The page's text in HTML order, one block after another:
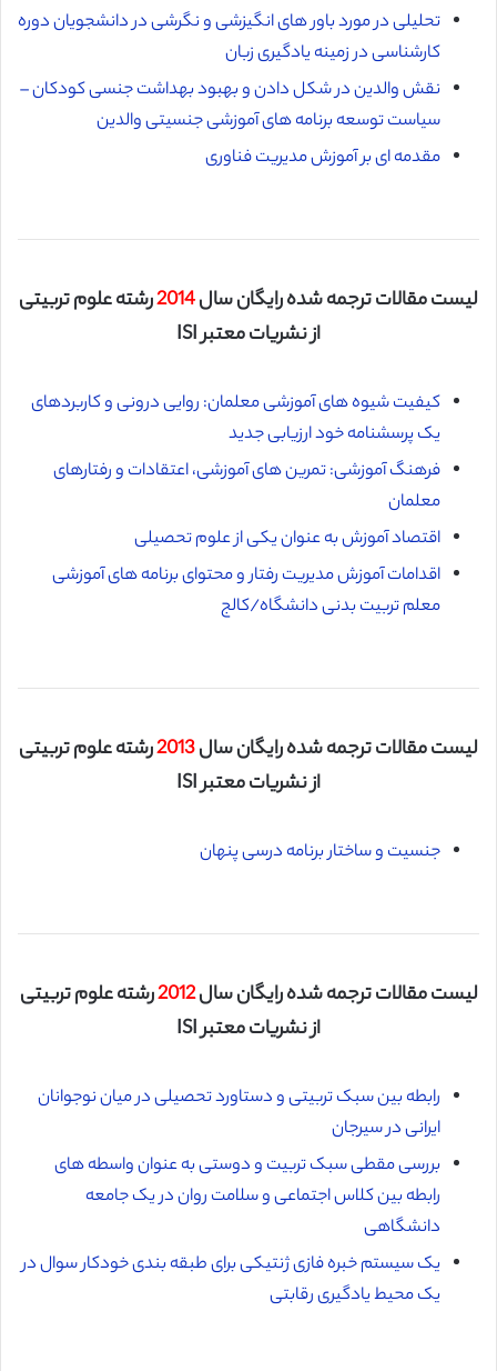
تحلیلی در مورد باور های انگیزشی و نگرشی در دانشجویان دوره
کارشناسی در زمینه یادگیری زبان
نقش والدین در شکل دادن و بهبود بهداشت جنسی کودکان –
سیاست توسعه برنامه های آموزشی جنسیتی والدین
مقدمه ای بر آموزش مدیریت فناوری
لیست مقالات ترجمه شده رایگان سال2014رشته علوم تربیتی
از نشریات معتبر ISI
کیفیت شیوه های آموزشی معلمان: روایی درونی و کاربردهای
یک پرسشنامه خود ارزیابی جدید
فرهنگ آموزشی: تمرین های آموزشی، اعتقادات و رفتارهای
معلمان
اقتصاد آموزش به عنوان یکی از علوم تحصیلی
اقدامات آموزش مدیریت رفتار و محتوای برنامه های آموزشی
معلم تربیت بدنی دانشگاه/کالج
لیست مقالات ترجمه شده رایگان سال2013رشته علوم تربیتی
از نشریات معتبر ISI
جنسیت و ساختار برنامه درسی پنهان
لیست مقالات ترجمه شده رایگان سال2012رشته علوم تربیتی
از نشریات معتبر ISI
رابطه بین سبک تربیتی و دستاورد تحصیلی در میان نوجوانان
ایرانی در سیرجان
بررسی مقطی سبک تربیت و دوستی به عنوان واسطه های
رابطه بین کلاس اجتماعی و سلامت روان در یک جامعه
دانشگاهی
یک سیستم خبره فازی ژنتیکی برای طبقه بندی خودکار سوال در
یک محیط یادگیری رقابتی